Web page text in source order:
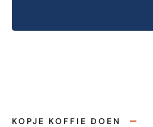
KOPJE KOFFIE DOEN